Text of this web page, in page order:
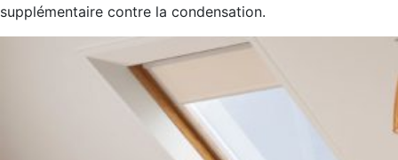
supplémentaire contre la condensation.